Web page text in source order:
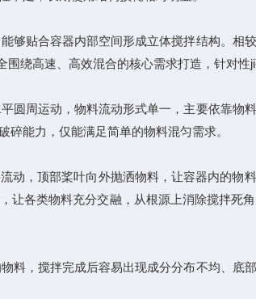
贴合容器内部空间形成立体搅拌结构。相
绕高速、高效混合的核心需求打造，针对性
周运动，物料流动形式单一，主要依靠物
能力，仅能满足简单的物料混匀需求。
，顶部桨叶向外抛洒物料，让容器内的物
让各类物料充分交融，从根源上消除搅拌死
，搅拌完成后容易出现成分分布不均、底